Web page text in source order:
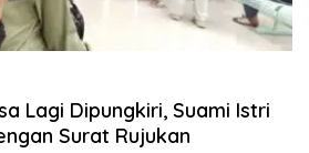
Lagi Dipungkiri, Suami Istri
Surat Rujukan